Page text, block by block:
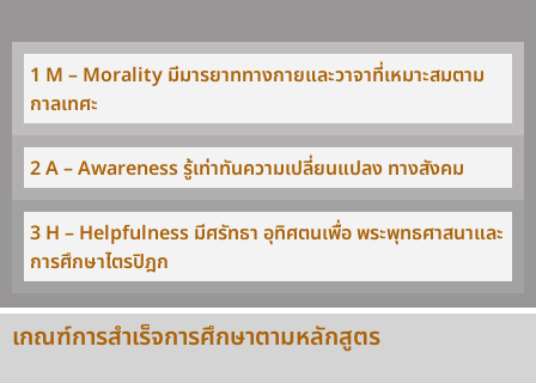
1 M – Morality มีมารยาททางกายและวาจาที่เหมาะสมตาม
กาลเทศะ
2 A – Awareness รู้เท่าทันความเปลี่ยนแปลง ทางสังคม
3 H – Helpfulness มีศรัทธา อุทิศตนเพื่อ พระพุทธศาสนาและ
การศึกษาไตรปิฎก
เกณฑ์การสำเร็จการศึกษาตามหลักสูตร